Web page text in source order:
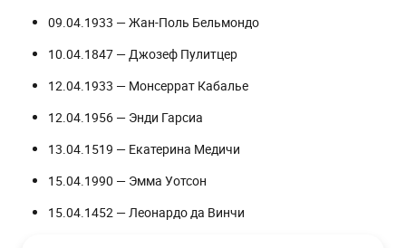
09.04.1933 — Жан-Поль Бельмондо
10.04.1847 — Джозеф Пулитцер
12.04.1933 — Монсеррат Кабалье
12.04.1956 — Энди Гарсиа
13.04.1519 — Екатерина Медичи
15.04.1990 — Эмма Уотсон
15.04.1452 — Леонардо да Винчи